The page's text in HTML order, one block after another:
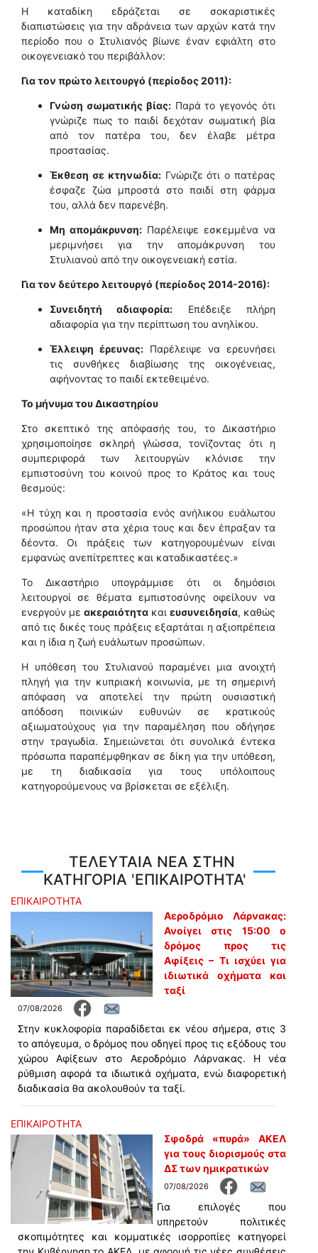
Η καταδίκη εδράζεται σε σοκαριστικές
διαπιστώσεις για την αδράνεια των αρχών κατά την
περίοδο που ο Στυλιανός βίωνε έναν εφιάλτη στο
οικογενειακό του περιβάλλον:
Για τον πρώτο λειτουργό (περίοδος 2011):
Γνώση σωματικής βίας:Παρά το γεγονός ότι
γνώριζε πως το παιδί δεχόταν σωματική βία
από τον πατέρα του, δεν έλαβε μέτρα
προστασίας.
Έκθεση σε κτηνωδία:Γνώριζε ότι ο πατέρας
έσφαζε ζώα μπροστά στο παιδί στη φάρμα
του, αλλά δεν παρενέβη.
Μη απομάκρυνση: Παρέλειψε εσκεμμένα να
μεριμνήσει για την απομάκρυνση του
Στυλιανού από την οικογενειακή εστία.
Για τον δεύτερο λειτουργό (περίοδος 2014-2016):
Συνειδητή αδιαφορία: Επέδειξε πλήρη
αδιαφορία για την περίπτωση του ανηλίκου.
Έλλειψη έρευνας: Παρέλειψε να ερευνήσει
τις συνθήκες διαβίωσης της οικογένειας,
αφήνοντας το παιδί εκτεθειμένο.
Το μήνυμα του Δικαστηρίου
Στο σκεπτικό της απόφασής του, το Δικαστήριο
χρησιμοποίησε σκληρή γλώσσα, τονίζοντας ότι η
συμπεριφορά των λειτουργών κλόνισε την
εμπιστοσύνη του κοινού προς το Κράτος και τους
θεσμούς:
«Η τύχη και η προστασία ενός ανήλικου ευάλωτου
προσώπου ήταν στα χέρια τους και δεν έπραξαν τα
δέοντα. Οι πράξεις των κατηγορουμένων είναι
εμφανώς ανεπίτρεπτες και καταδικαστέες.»
Το Δικαστήριο υπογράμμισε ότι οι δημόσιοι
λειτουργοί σε θέματα εμπιστοσύνης οφείλουν να
ενεργούν με ακεραιότητα και ευσυνειδησία, καθώς
από τις δικές τους πράξεις εξαρτάται η αξιοπρέπεια
και η ίδια η ζωή ευάλωτων προσώπων.
Η υπόθεση του Στυλιανού παραμένει μια ανοιχτή
πληγή για την κυπριακή κοινωνία, με τη σημερινή
απόφαση να αποτελεί την πρώτη ουσιαστική
απόδοση ποινικών ευθυνών σε κρατικούς
αξιωματούχους για την παραμέληση που οδήγησε
στην τραγωδία. Σημειώνεται ότι συνολικά έντεκα
πρόσωπα παραπέμφθηκαν σε δίκη για την υπόθεση,
με τη διαδικασία για τους υπόλοιπους
κατηγορούμενους να βρίσκεται σε εξέλιξη.
ΤΕΛΕΥΤΑΙΑ ΝΕΑ ΣΤΗΝ
ΚΑΤΗΓΟΡΙΑ 'ΕΠΙΚΑΙΡΟΤΗΤΑ'
ΕΠΙΚΑΙΡΟΤΗΤΑ
Αεροδρόμιο Λάρνακας:
Ανοίγει στις 15:00 ο
δρόμος προς τις
Αφίξεις – Τι ισχύει για
ιδιωτικά οχήματα και
ταξί
07/08/2026
Στην κυκλοφορία παραδίδεται εκ νέου σήμερα, στις 3
το απόγευμα, ο δρόμος που οδηγεί προς τις εξόδους του
χώρου Αφίξεων στο Αεροδρόμιο Λάρνακας. Η νέα
ρύθμιση αφορά τα ιδιωτικά οχήματα, ενώ διαφορετική
διαδικασία θα ακολουθούν τα ταξί.
ΕΠΙΚΑΙΡΟΤΗΤΑ
Σφοδρά «πυρά» ΑΚΕΛ
για τους διορισμούς στα
ΔΣ των ημικρατικών
07/08/2026
Για επιλογές που
υπηρετούν πολιτικές
σκοπιμότητες και κομματικές ισορροπίες κατηγορεί